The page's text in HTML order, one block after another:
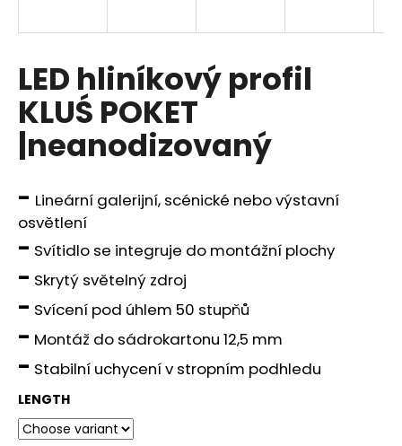
LED hliníkový profil
KLUŚ POKET
|neanodizovaný
- Lineární galerijní, scénické nebo výstavní
osvětlení
- Svítidlo se integruje do montážní plochy
- Skrytý světelný zdroj
- Svícení pod úhlem 50 stupňů
- Montáž do sádrokartonu 12,5 mm
- Stabilní uchycení v stropním podhledu
LENGTH
g
f
o
r
?
SEARCH
W
r
e
c
o